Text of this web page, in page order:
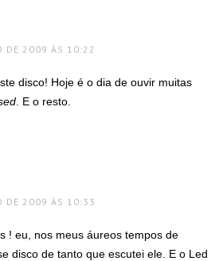
DE 2009 ÀS 10:22
disco! Hoje é o dia de ouvir muitas
. E o resto.
DE 2009 ÀS 10:33
! eu, nos meus áureos tempos de
disco de tanto que escutei ele. E o Led